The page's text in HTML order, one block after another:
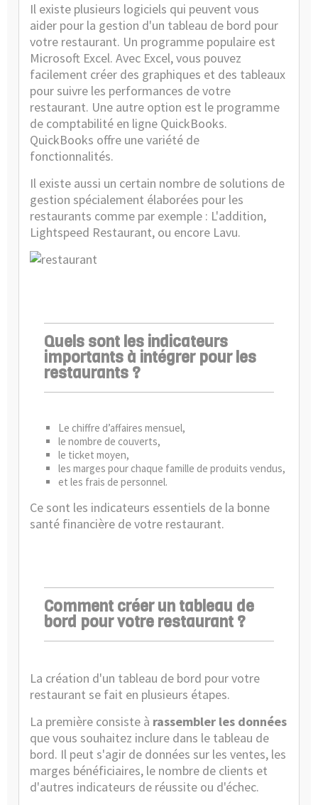
Il existe plusieurs logiciels qui peuvent vous
aider pour la gestion d'un tableau de bord pour
votre restaurant. Un programme populaire est
Microsoft Excel. Avec Excel, vous pouvez
facilement créer des graphiques et des tableaux
pour suivre les performances de votre
restaurant. Une autre option est le programme
de comptabilité en ligne QuickBooks.
QuickBooks offre une variété de
fonctionnalités.
Il existe aussi un certain nombre de solutions de
gestion spécialement élaborées pour les
restaurants comme par exemple : L'addition,
Lightspeed Restaurant, ou encore Lavu.
Quels sont les indicateurs
importants à intégrer pour les
restaurants ?
Le chiffre d’affaires mensuel,
le nombre de couverts,
le ticket moyen,
les marges pour chaque famille de produits vendus,
et les frais de personnel.
Ce sont les indicateurs essentiels de la bonne
santé financière de votre restaurant.
Comment créer un tableau de
bord pour votre restaurant ?
La création d'un tableau de bord pour votre
restaurant se fait en plusieurs étapes.
La première consiste à rassembler les données
que vous souhaitez inclure dans le tableau de
bord. Il peut s'agir de données sur les ventes, les
marges bénéficiaires, le nombre de clients et
d'autres indicateurs de réussite ou d'échec.